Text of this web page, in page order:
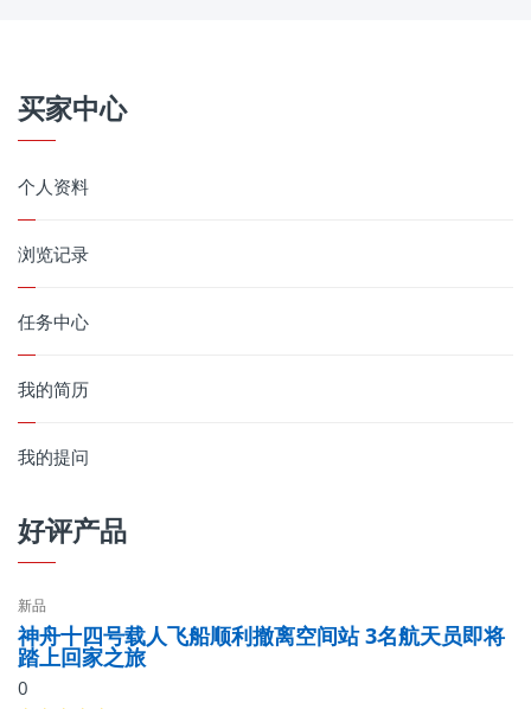
买家中心
个人资料
浏览记录
任务中心
我的简历
我的提问
好评产品
新品
神舟十四号载人飞船顺利撤离空间站 3名航天员即将
踏上回家之旅
0